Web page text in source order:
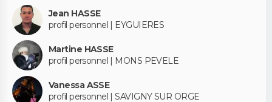
Jean HASSE
profil personnel | EYGUIERES
Martine HASSE
profil personnel | MONS PEVELE
Vanessa ASSE
profil personnel | SAVIGNY SUR ORGE